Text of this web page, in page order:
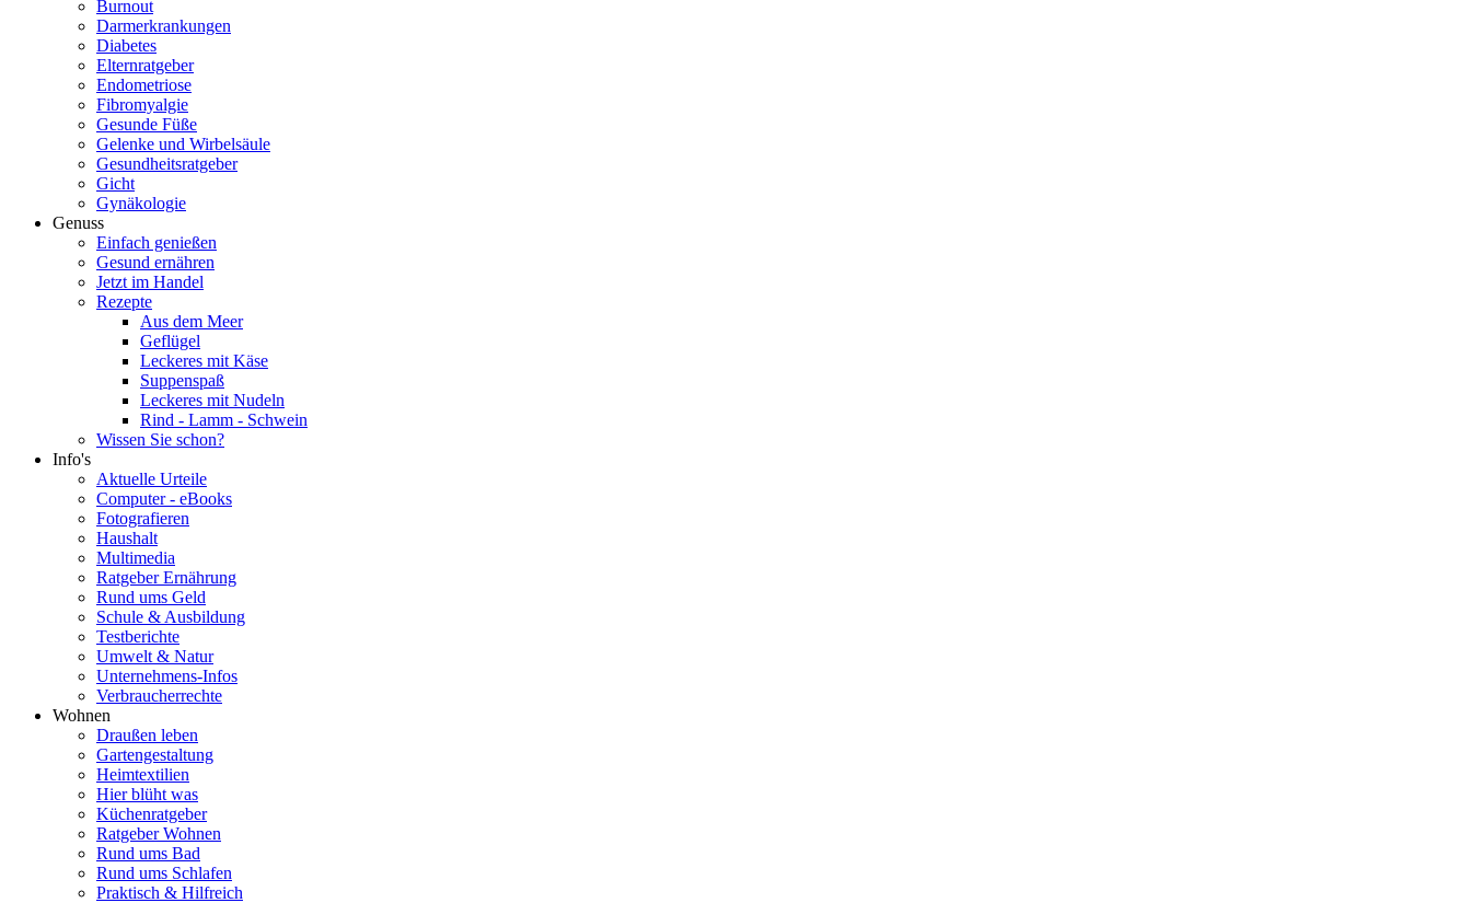
Burnout
Darmerkrankungen
Diabetes
Elternratgeber
Endometriose
Fibromyalgie
Gesunde Füße
Gelenke und Wirbelsäule
Gesundheitsratgeber
Gicht
Gynäkologie
Genuss
Einfach genießen
Gesund ernähren
Jetzt im Handel
Rezepte
Aus dem Meer
Geflügel
Leckeres mit Käse
Suppenspaß
Leckeres mit Nudeln
Rind - Lamm - Schwein
Wissen Sie schon?
Info's
Aktuelle Urteile
Computer - eBooks
Fotografieren
Haushalt
Multimedia
Ratgeber Ernährung
Rund ums Geld
Schule & Ausbildung
Testberichte
Umwelt & Natur
Unternehmens-Infos
Verbraucherrechte
Wohnen
Draußen leben
Gartengestaltung
Heimtextilien
Hier blüht was
Küchenratgeber
Ratgeber Wohnen
Rund ums Bad
Rund ums Schlafen
Praktisch & Hilfreich